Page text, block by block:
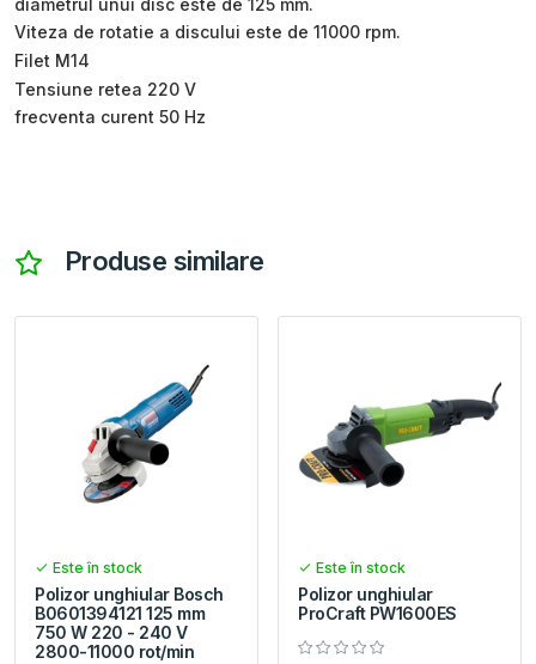
Viteza de rotatie a discului este de 11000 rpm.
Filet M14
Tensiune retea 220 V
frecventa curent 50 Hz
Produse similare
Este în stock
Polizor unghiular Bosch
B0601394121 125 mm
750 W 220 - 240 V
2800-11000 rot/min
Este în stock
Polizor unghiular
ProCraft PW1600ES